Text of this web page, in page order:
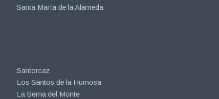
Santa María de la Alameda
Santorcaz
Los Santos de la Humosa
La Serna del Monte